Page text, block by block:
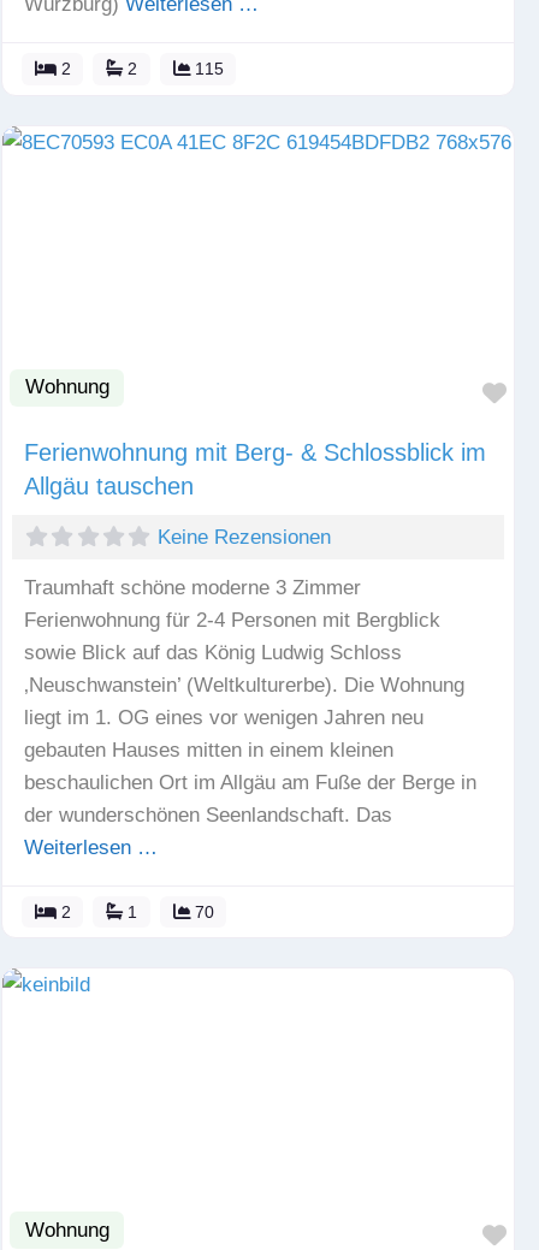
2 2 115
Wohnung
Ferienwohnung mit Berg- & Schlossblick im
Allgäu tauschen
Keine Rezensionen
Traumhaft schöne moderne 3 Zimmer
Ferienwohnung für 2-4 Personen mit Bergblick
sowie Blick auf das König Ludwig Schloss
‚Neuschwanstein’ (Weltkulturerbe). Die Wohnung
liegt im 1. OG eines vor wenigen Jahren neu
gebauten Hauses mitten in einem kleinen
beschaulichen Ort im Allgäu am Fuße der Berge in
der wunderschönen Seenlandschaft. Das
Weiterlesen …
2 1 70
Wohnung